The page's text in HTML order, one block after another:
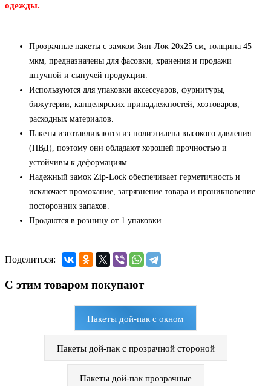
одежды.
Прозрачные пакеты с замком Зип-Лок 20x25 см, толщина 45
мкм, предназначены для фасовки, хранения и продажи
штучной и сыпучей продукции.
Используются для упаковки аксессуаров, фурнитуры,
бижутерии, канцелярских принадлежностей, хозтоваров,
расходных материалов.
Пакеты изготавливаются из полиэтилена высокого давления
(ПВД), поэтому они обладают хорошей прочностью и
устойчивы к деформациям.
Надежный замок Zip-Lock обеспечивает герметичность и
исключает промокание, загрязнение товара и проникновение
посторонних запахов.
Продаются в розницу от 1 упаковки.
Поделиться:
С этим товаром покупают
Пакеты дой-пак с окном
Пакеты дой-пак с прозрачной стороной
Пакеты дой-пак прозрачные